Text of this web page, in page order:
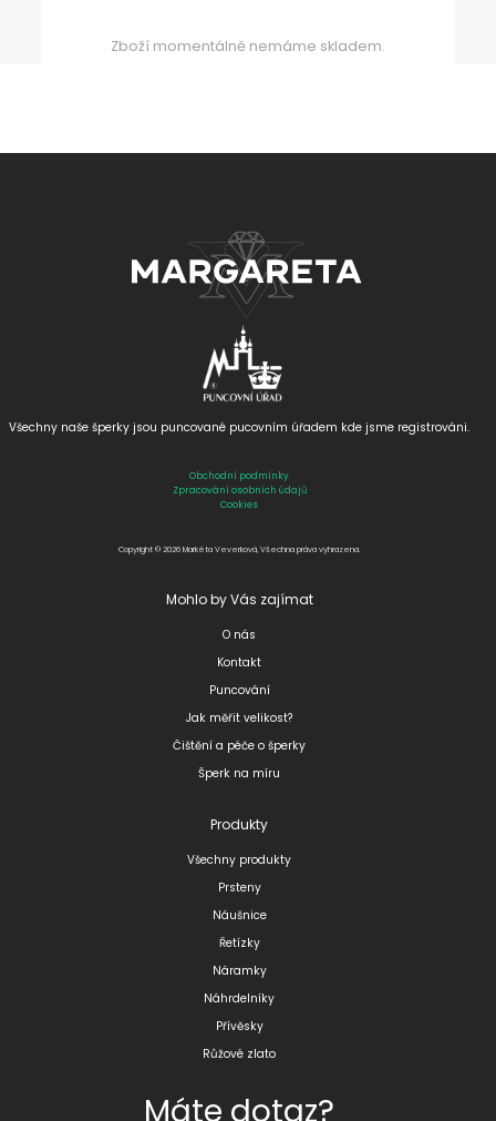
Zboží momentálně nemáme skladem.
Všechny naše šperky jsou puncované pucovním úřadem kde jsme registrováni.
Obchodní podmínky
Zpracování osobních údajů
Cookies
Copyright © 2026 Markéta Veverková, Všechna práva vyhrazena.
Mohlo by Vás zajímat
O nás
Kontakt
Puncování
Jak měřit velikost?
Čištění a péče o šperky
Šperk na míru
Produkty
Všechny produkty
Prsteny
Náušnice
Řetízky
Náramky
Náhrdelníky
Přívěsky
Růžové zlato
Máte dotaz?